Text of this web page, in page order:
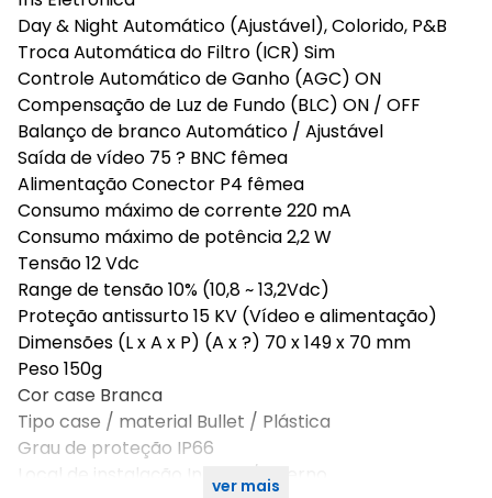
Day & Night Automático (Ajustável), Colorido, P&B
Troca Automática do Filtro (ICR) Sim
Controle Automático de Ganho (AGC) ON
Compensação de Luz de Fundo (BLC) ON / OFF
Balanço de branco Automático / Ajustável
Saída de vídeo 75 ? BNC fêmea
Alimentação Conector P4 fêmea
Consumo máximo de corrente 220 mA
Consumo máximo de potência 2,2 W
Tensão 12 Vdc
Range de tensão 10% (10,8 ~ 13,2Vdc)
Proteção antissurto 15 KV (Vídeo e alimentação)
Dimensões (L x A x P) (A x ?) 70 x 149 x 70 mm
Peso 150g
Cor case Branca
Tipo case / material Bullet / Plástica
Grau de proteção IP66
Local de instalação Interno/externo
ver mais